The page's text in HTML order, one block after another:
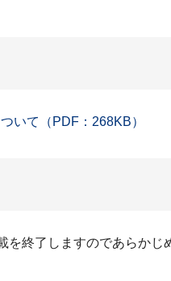
いて（PDF：268KB）
終了しますのであらかじ